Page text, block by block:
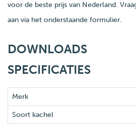
voor de beste prijs van Nederland.
aan via het onderstaande formulier.
DOWNLOADS
SPECIFICATIES
Merk
Soort kachel